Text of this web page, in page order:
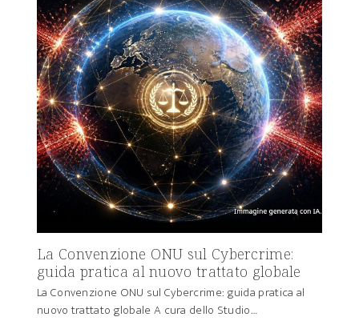
La Convenzione ONU sul Cybercrime:
guida pratica al nuovo trattato globale
La Convenzione ONU sul Cybercrime: guida pratica al
nuovo trattato globale A cura dello Studio…